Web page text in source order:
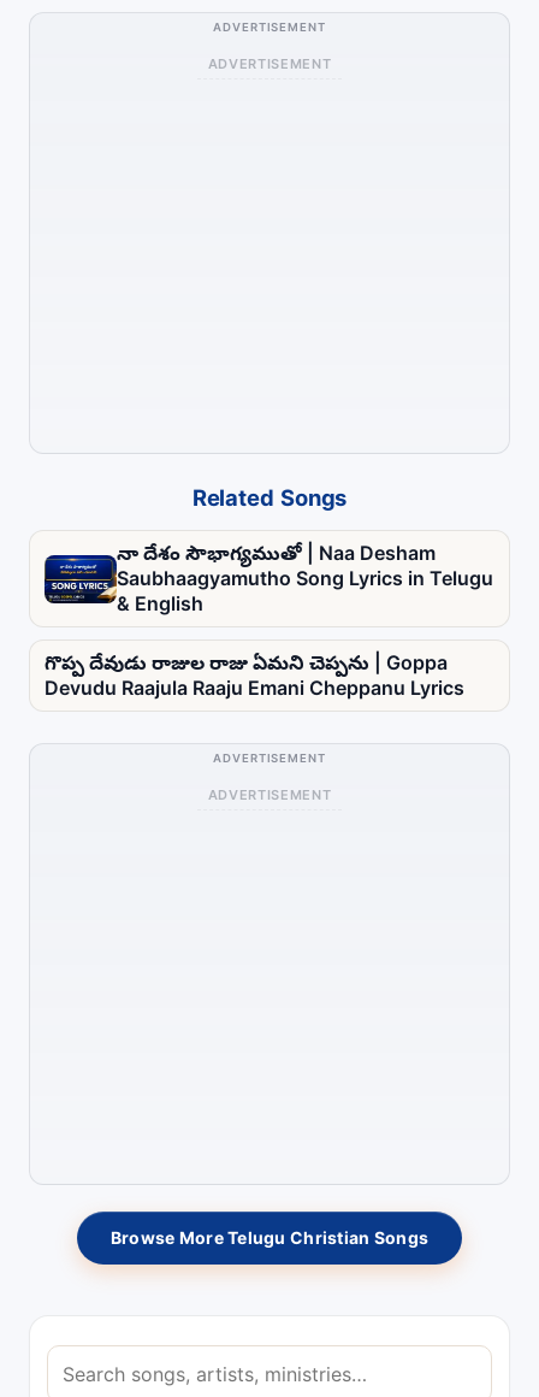
ADVERTISEMENT
ADVERTISEMENT
Related Songs
నా దేశం సౌభాగ్యముతో | Naa Desham
Saubhaagyamutho Song Lyrics in Telugu
& English
గొప్ప దేవుడు రాజుల రాజు ఏమని చెప్పను | Goppa
Devudu Raajula Raaju Emani Cheppanu Lyrics
ADVERTISEMENT
ADVERTISEMENT
Browse More Telugu Christian Songs
S
e